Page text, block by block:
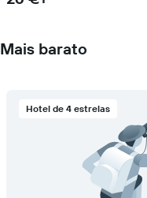
Mais barato
Hotel de 4 estrelas